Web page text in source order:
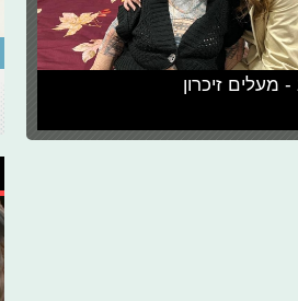
מעלים זיכרון